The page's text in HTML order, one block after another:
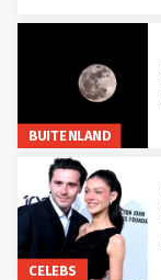
BUITENLAND
CELEBS